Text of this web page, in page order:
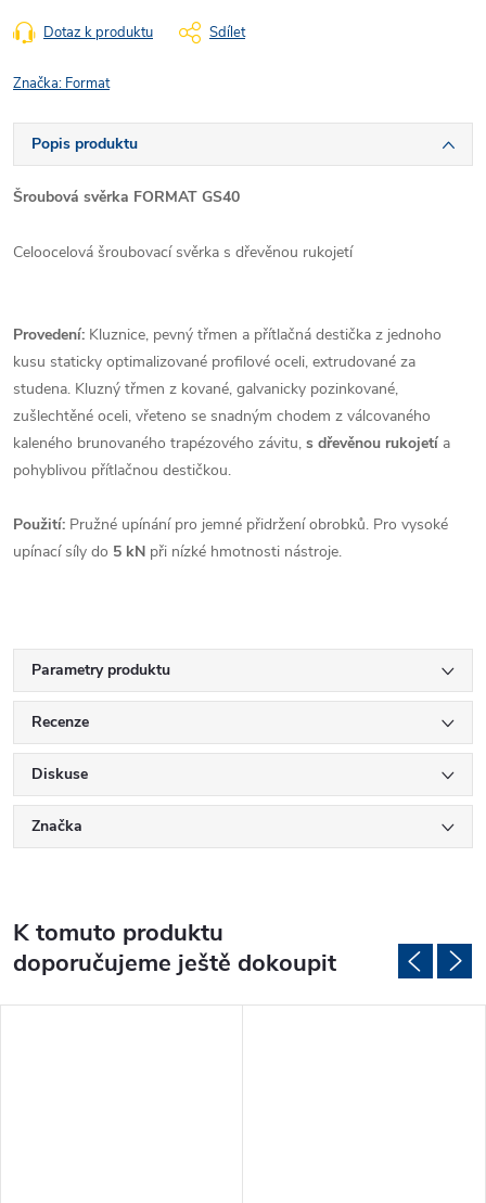
Dotaz k produktu Sdílet
Značka: Format
Popis produktu
Šroubová svěrka FORMAT GS40
Celoocelová šroubovací svěrka s dřevěnou rukojetí
Provedení: Kluznice, pevný třmen a přítlačná destička z jednoho
kusu staticky optimalizované profilové oceli, extrudované za
studena. Kluzný třmen z kované, galvanicky pozinkované,
zušlechtěné oceli, vřeteno se snadným chodem z válcovaného
kaleného brunovaného trapézového závitu, s dřevěnou rukojetí a
pohyblivou přítlačnou destičkou.
Použití: Pružné upínání pro jemné přidržení obrobků. Pro vysoké
upínací síly do 5 kN při nízké hmotnosti nástroje.
Parametry produktu
Recenze
Diskuse
Značka
K tomuto produktu
doporučujeme ještě dokoupit